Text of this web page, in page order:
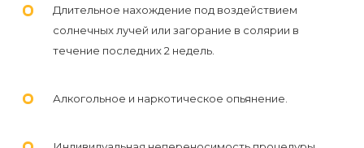
Длительное нахождение под воздействием
солнечных лучей или загорание в солярии в
течение последних 2 недель.
Алкогольное и наркотическое опьянение.